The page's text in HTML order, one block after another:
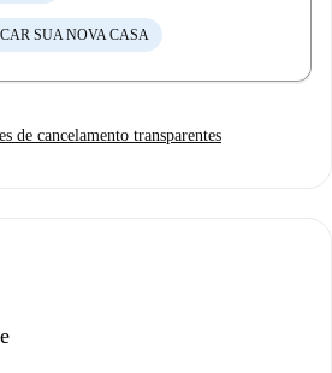
SUA NOVA CASA
de cancelamento transparentes